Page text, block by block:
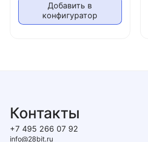
Добавить в
конфигуратор
Контакты
+7 495 266 07 92
info@28bit.ru